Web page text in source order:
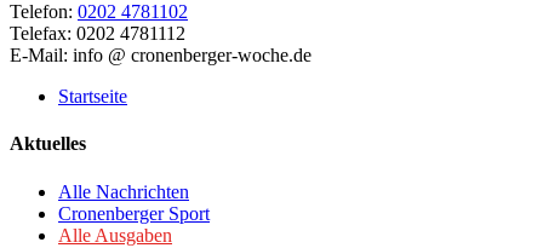
Telefon: 0202 4781102
Telefax: 0202 4781112
E-Mail: info @ cronenberger-woche.de
Startseite
Aktuelles
Alle Nachrichten
Cronenberger Sport
Alle Ausgaben